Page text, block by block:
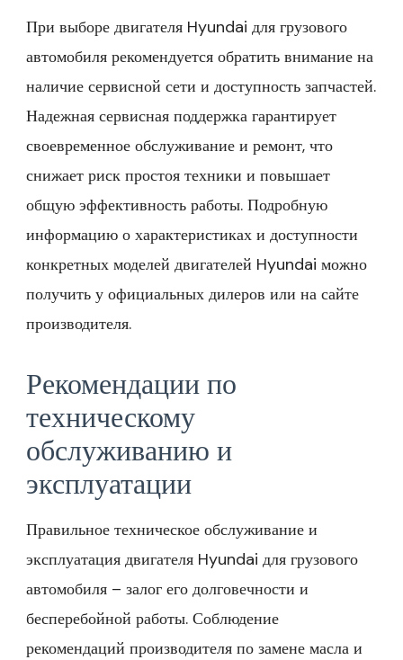
При выборе двигателя Hyundai для грузового
автомобиля рекомендуется обратить внимание на
наличие сервисной сети и доступность запчастей.
Надежная сервисная поддержка гарантирует
своевременное обслуживание и ремонт, что
снижает риск простоя техники и повышает
общую эффективность работы. Подробную
информацию о характеристиках и доступности
конкретных моделей двигателей Hyundai можно
получить у официальных дилеров или на сайте
производителя.
Рекомендации по
техническому
обслуживанию и
эксплуатации
Правильное техническое обслуживание и
эксплуатация двигателя Hyundai для грузового
автомобиля – залог его долговечности и
бесперебойной работы. Соблюдение
рекомендаций производителя по замене масла и